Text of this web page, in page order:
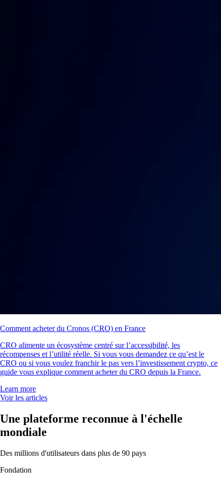
Comment acheter du Cronos (CRO) en France
CRO alimente un écosystème centré sur l’accessibilité, les
récompenses et l’utilité réelle. Si vous vous demandez ce qu’est le
CRO ou si vous voulez franchir le pas vers l’investissement crypto, ce
guide vous explique comment acheter du CRO depuis la France.
Learn more
Voir les articles
Une plateforme reconnue à l'échelle
mondiale
Des millions d'utilisateurs dans plus de 90 pays
Fondation